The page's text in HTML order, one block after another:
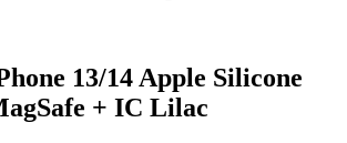
13/14 Apple Silicone
+ IC Lilac